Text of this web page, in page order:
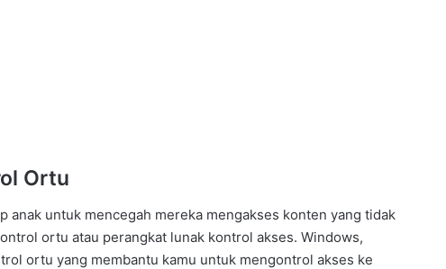
Ortu
anak untuk mencegah mereka mengakses konten yang tidak
ortu atau perangkat lunak kontrol akses. Windows,
ortu yang membantu kamu untuk mengontrol akses ke